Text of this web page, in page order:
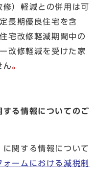
）軽減との併用は可
長期優良住宅を含
宅改修軽減期間中の
改修軽減を受けた家
ん。
する情報についてのご
関する情報について
ームにおける減税制